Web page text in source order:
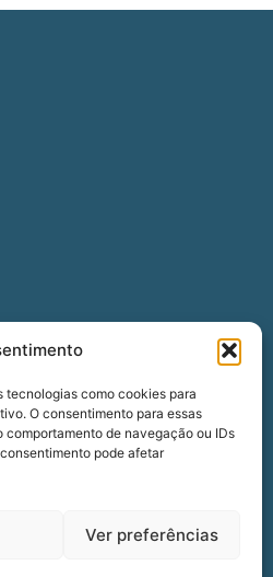
tecnologias como cookies para
O consentimento para essas
de navegação ou IDs
pode afetar
Ver preferências